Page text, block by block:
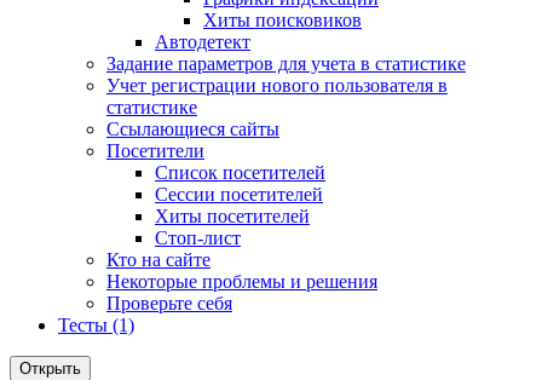
Хиты поисковиков
Автодетект
Задание параметров для учета в статистике
Учет регистрации нового пользователя в
статистике
Ссылающиеся сайты
Посетители
Список посетителей
Сессии посетителей
Хиты посетителей
Стоп-лист
Кто на сайте
Некоторые проблемы и решения
Проверьте себя
Тесты (1)
Открыть